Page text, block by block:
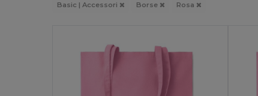
Basic | Accessori Borse Rosa